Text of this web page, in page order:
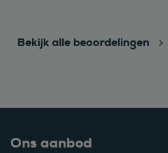
Bekijk alle beoordelingen
Ons aanbod